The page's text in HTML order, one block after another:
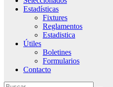
Estadísticas
Fixtures
Reglamentos
Estadistica
Útiles
Boletines
Formularios
Contacto